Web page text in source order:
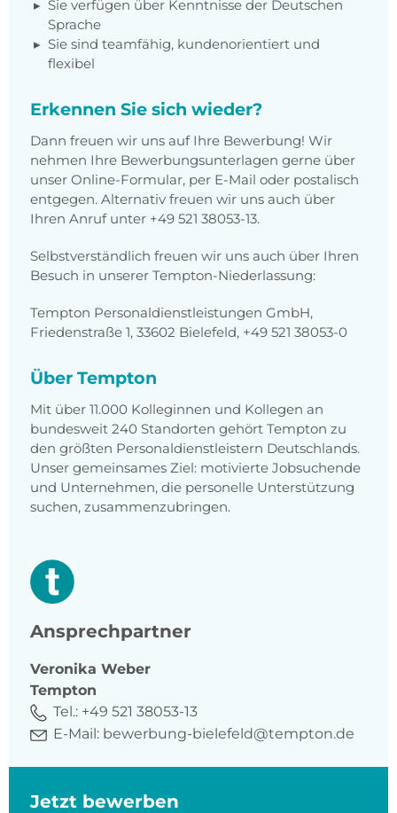
Sie verfügen über Kenntnisse der Deutschen
Sprache
Sie sind teamfähig, kundenorientiert und
flexibel
Erkennen Sie sich wieder?
Dann freuen wir uns auf Ihre Bewerbung! Wir
nehmen Ihre Bewerbungsunterlagen gerne über
unser Online-Formular, per E-Mail oder postalisch
entgegen. Alternativ freuen wir uns auch über
Ihren Anruf unter +49 521 38053-13.
Selbstverständlich freuen wir uns auch über Ihren
Besuch in unserer Tempton-Niederlassung:
Tempton Personaldienstleistungen GmbH,
Friedenstraße 1, 33602 Bielefeld, +49 521 38053-0
Über Tempton
Mit über 11.000 Kolleginnen und Kollegen an
bundesweit 240 Standorten gehört Tempton zu
den größten Personaldienstleistern Deutschlands.
Unser gemeinsames Ziel: motivierte Jobsuchende
und Unternehmen, die personelle Unterstützung
suchen, zusammenzubringen.
Ansprechpartner
Veronika Weber
Tempton
Tel.: +49 521 38053-13
E-Mail: bewerbung-bielefeld@tempton.de
Jetzt bewerben